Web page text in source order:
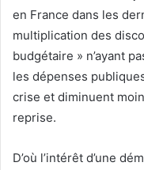
en France dans les
multiplication des
budgétaire » n’ayant
les dépenses
crise et diminuent
reprise.
D’où l’intérêt d’une